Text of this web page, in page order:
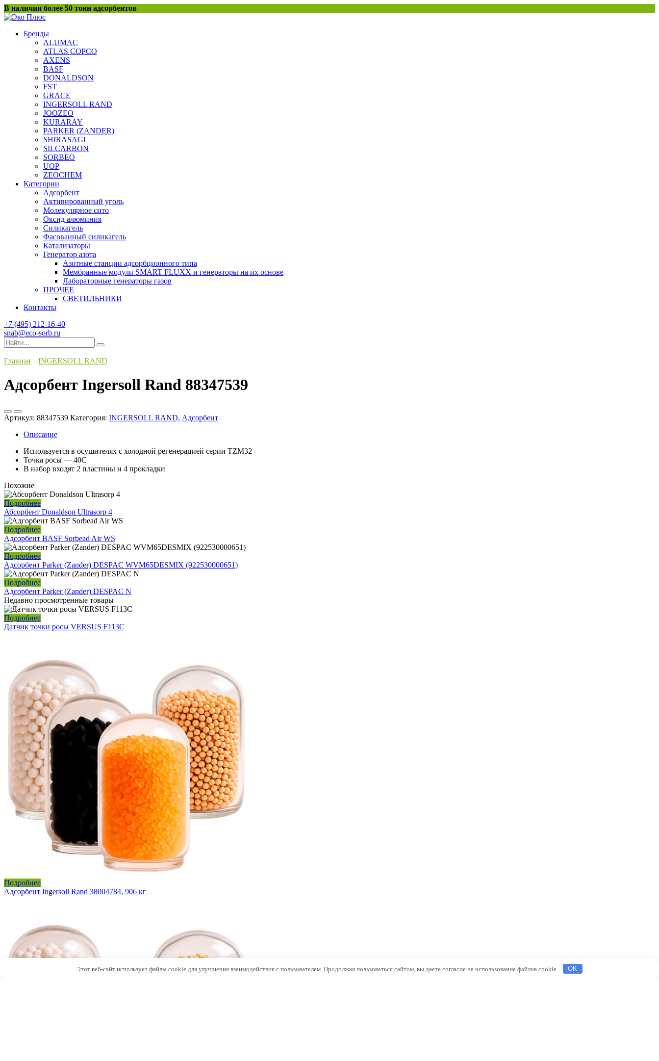
Перейти
к
В наличии более 50 тонн адсорбентов
Бренды
ALUMAC
ATLAS COPCO
AXENS
BASF
DONALDSON
FST
GRACE
INGERSOLL RAND
JOOZEO
KURARAY
PARKER (ZANDER)
SHIRASAGI
SILCARBON
SORBEO
UOP
ZEOCHEM
Категории
Адсорбент
Активированный уголь
Молекулярное сито
Оксид алюминия
Силикагель
Фасованный силикагель
Катализаторы
Генератор азота
Азотные станции адсорбционного типа
Мембранные модули SMART FLUXX и генераторы на их основе
Лабораторные генераторы газов
ПРОЧЕЕ
СВЕТИЛЬНИКИ
Контакты
+7 (495) 212-16-40
snab@eco-sorb.ru
Search
for:
Главная
INGERSOLL RAND
Адсорбент Ingersoll Rand 88347539
Артикул: 88347539 Категория: INGERSOLL RAND, Адсорбент
Описание
Используется в осушителях с холодной регенерацией серии TZM32
Точка росы — 40С
В набор входят 2 пластины и 4 прокладки
Похожие
Подробнее
Абсорбент Donaldson Ultrasorp 4
Подробнее
Адсорбент BASF Sorbead Air WS
Подробнее
Адсорбент Parker (Zander) DESPAC WVM65DESMIX (922530000651)
Подробнее
Адсорбент Parker (Zander) DESPAC N
Недавно просмотренные товары
Подробнее
Датчик точки росы VERSUS F113C
Подробнее
Адсорбент Ingersoll Rand 38004784, 906 кг
Этот веб-сайт использует файлы cookie для улучшения взаимодействия с пользователем. Продолжая пользоваться сайтом, вы даете согласие на использование файлов cookie. OK